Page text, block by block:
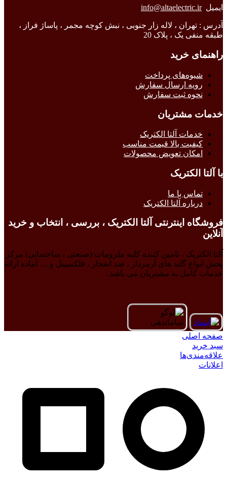
ایمیلinfo@altaelectric.ir
آدرس : تهران ، لاله زار جنوبی ، نبش کوچه مجمر ، پاساژ فراز ،
طبقه منفی یک ، پلاک 20
راهنمای خرید
شیوه‌های پرداخت
رویه ارسال سفارش
نحوه ثبت سفارش
خدمات مشتریان
خدمات آلتا الکتریک
کیفیت بالا قیمت مناسب
امکان تعویض محصولات
با آلتا الکتریک
تماس با ما
درباره آلتا الکتریک
فروشگاه اینترنتی آلتا الکتریک ، بررسی ، انتخاب و خرید
آنلاین
آلتا الکتریک ، تامین کننده کلیه ملزومات (صنعتی ، ساختمانی) مرکز
پخش انواع گلند های آرمردار ، ضد انفجار ، فلکسیبل و … آماده ارائه
خدمات کامل به مشتریان می باشد.
صفحه اصلی
سبد خرید
علاقه‌مندی‌ها
اعلانات